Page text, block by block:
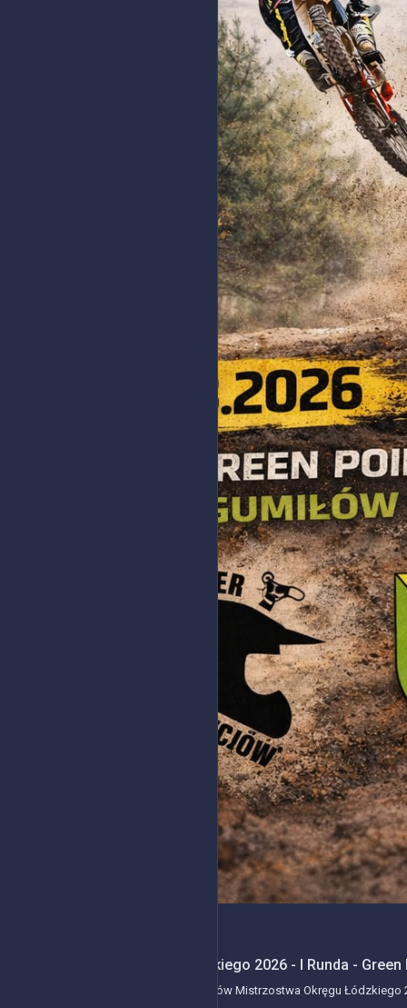
Mistrzostwa Okręgu Łódzkiego 2026 - I Runda -
Kolejne wydarzenie z serii wyścigów Mistrzostwa Okręgu